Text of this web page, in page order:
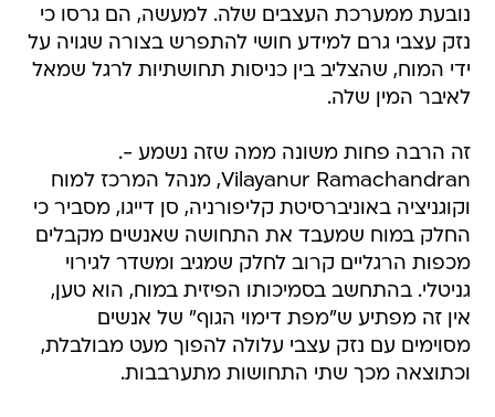
נובעת ממערכת העצבים שלה. למעשה, הם גרסו כי
נזק עצבי גרם למידע חושי להתפרש בצורה שגויה על
ידי המוח, שהצליב בין כניסות תחושתיות לרגל שמאל
לאיבר המין שלה.
זה הרבה פחות משונה ממה שזה נשמע -.
Vilayanur Ramachandran, מנהל המרכז למוח
וקוגניציה באוניברסיטת קליפורניה, סן דייגו, מסביר כי
החלק במוח שמעבד את התחושה שאנשים מקבלים
מכפות הרגליים קרוב לחלק שמגיב ומשדר לגירוי
גניטלי. בהתחשב בסמיכותו הפיזית במוח, הוא טען,
אין זה מפתיע ש"מפת דימוי הגוף" של אנשים
מסוימים עם נזק עצבי עלולה להפוך מעט מבולבלת,
וכתוצאה מכך שתי התחושות מתערבבות.